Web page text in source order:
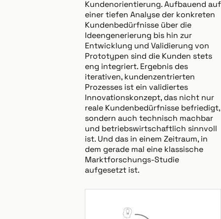
Kundenorientierung. Aufbauend auf
einer tiefen Analyse der konkreten
Kundenbedürfnisse über die
Ideengenerierung bis hin zur
Entwicklung und Validierung von
Prototypen sind die Kunden stets
eng integriert. Ergebnis des
iterativen, kundenzentrierten
Prozesses ist ein validiertes
Innovationskonzept, das nicht nur
reale Kundenbedürfnisse befriedigt,
sondern auch technisch machbar
und betriebswirtschaftlich sinnvoll
ist. Und das in einem Zeitraum, in
dem gerade mal eine klassische
Marktforschungs-Studie
aufgesetzt ist.